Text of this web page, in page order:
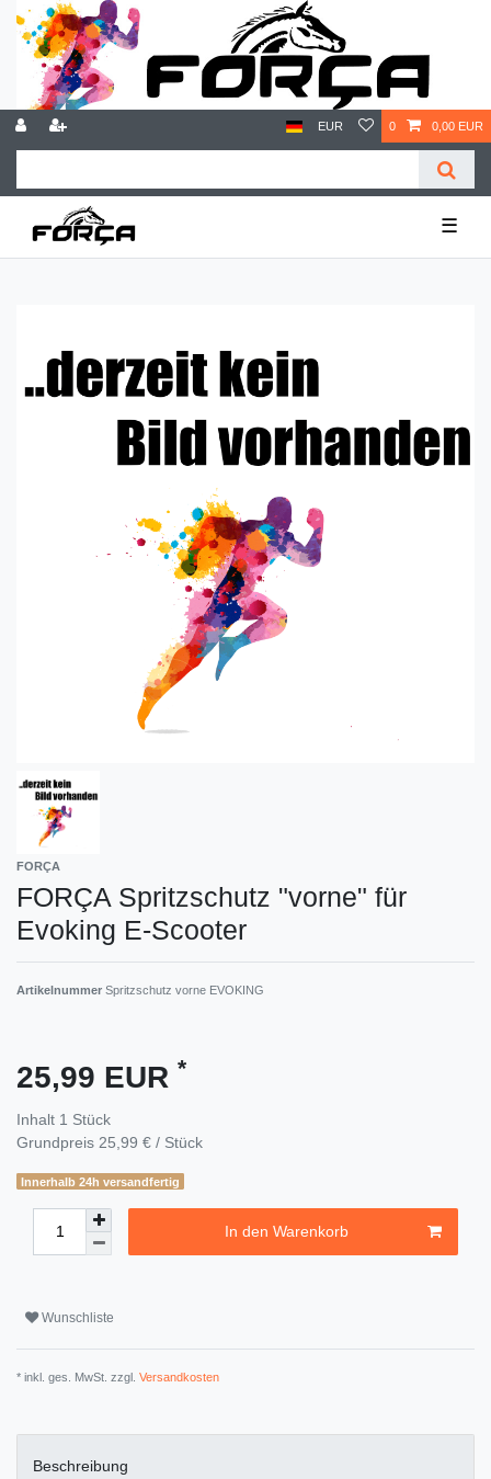
EUR 0 0,00 EUR
☰
FORÇA
FORÇA Spritzschutz "vorne" für
Evoking E-Scooter
Artikelnummer Spritzschutz vorne EVOKING
25,99 EUR *
Inhalt 1 Stück
Grundpreis 25,99 € / Stück
Innerhalb 24h versandfertig
In den Warenkorb
Wunschliste
* inkl. ges. MwSt. zzgl. Versandkosten
Beschreibung